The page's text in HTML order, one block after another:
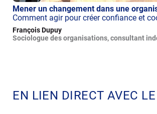
Mener un changement dans une
Comment agir pour créer confiance et
François Dupuy
Sociologue des organisations, consultant
EN LIEN DIRECT AVEC